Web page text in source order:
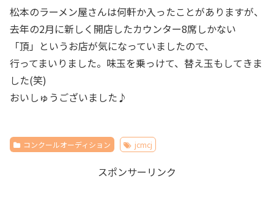
松本のラーメン屋さんは何軒か入ったことがありますが、
去年の2月に新しく開店したカウンター8席しかない
「頂」というお店が気になっていましたので、
行ってまいりました。味玉を乗っけて、替え玉もしてきま
した(笑)
おいしゅうございました♪
コンクールオーディション jcmcj
スポンサーリンク